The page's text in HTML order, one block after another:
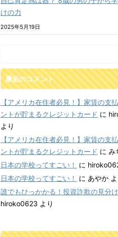
けの力
2025年5月19日
最近のコメント
【アメリカ在住者必見！】家賃の支
ントが貯まるクレジットカード に
より
【アメリカ在住者必見！】家賃の支
ントが貯まるクレジットカード に み
日本の学校ってすごい！
に
日本の学校ってすごい！
に あやか
誰でもひっかかる！投資詐欺の見分
hiroko0623 より